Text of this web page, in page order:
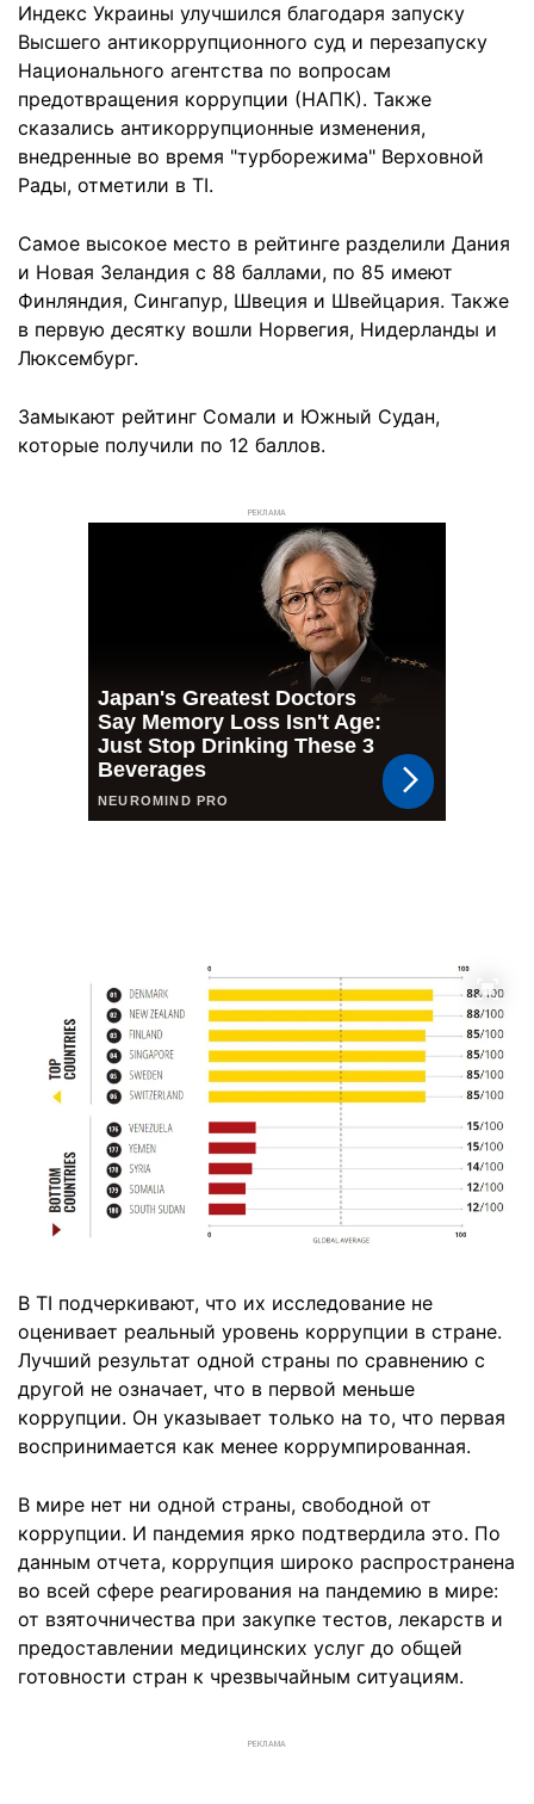
Индекс Украины улучшился благодаря запуску
Высшего антикоррупционного суд и перезапуску
Национального агентства по вопросам
предотвращения коррупции (НАПК). Также
сказались антикоррупционные изменения,
внедренные во время "турборежима" Верховной
Рады, отметили в TI.
Самое высокое место в рейтинге разделили Дания
и Новая Зеландия с 88 баллами, по 85 имеют
Финляндия, Сингапур, Швеция и Швейцария. Также
в первую десятку вошли Норвегия, Нидерланды и
Люксембург.
Замыкают рейтинг Сомали и Южный Судан,
которые получили по 12 баллов.
РЕКЛАМА
В TI подчеркивают, что их исследование не
оценивает реальный уровень коррупции в стране.
Лучший результат одной страны по сравнению с
другой не означает, что в первой меньше
коррупции. Он указывает только на то, что первая
воспринимается как менее коррумпированная.
В мире нет ни одной страны, свободной от
коррупции. И пандемия ярко подтвердила это. По
данным отчета, коррупция широко распространена
во всей сфере реагирования на пандемию в мире:
от взяточничества при закупке тестов, лекарств и
предоставлении медицинских услуг до общей
готовности стран к чрезвычайным ситуациям.
РЕКЛАМА